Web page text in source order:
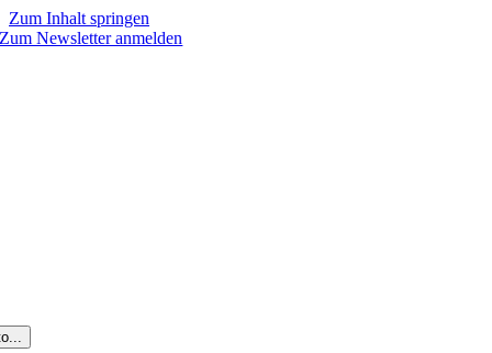
Zum Inhalt springen
Zum Newsletter anmelden